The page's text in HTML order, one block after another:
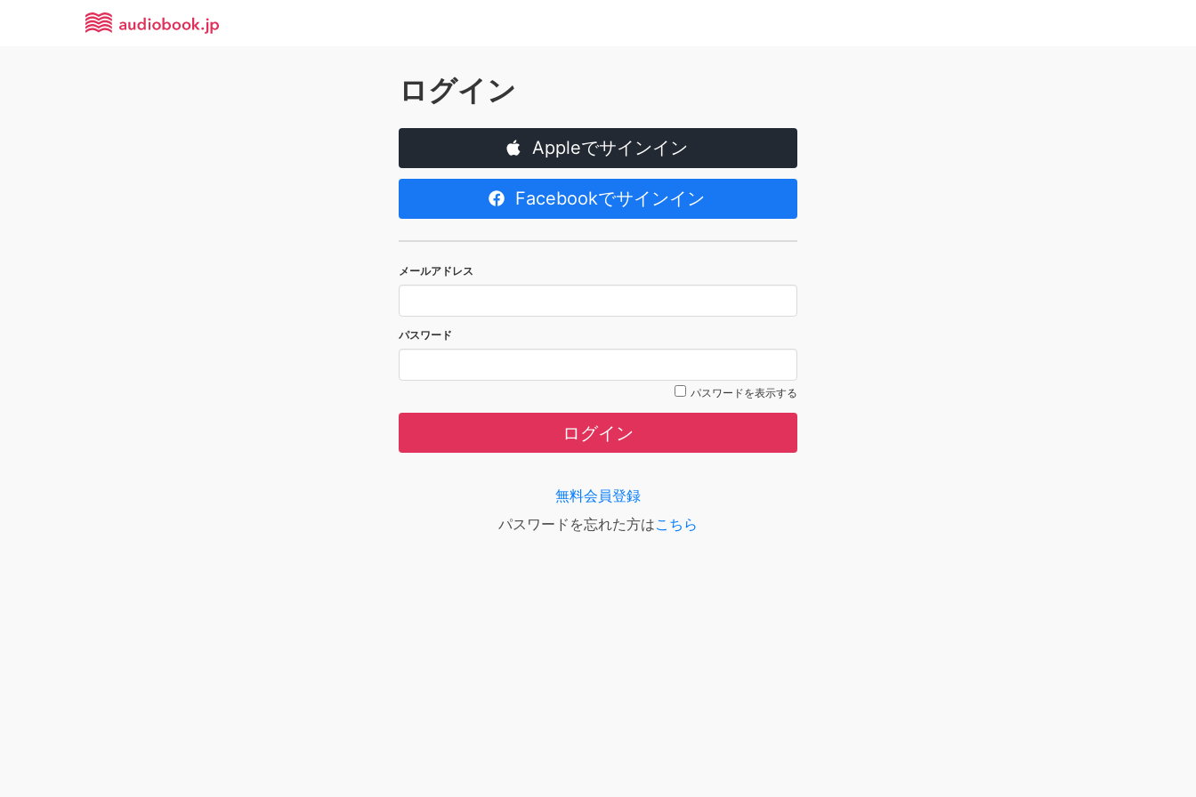
ログイン
Appleでサインイン
Facebookでサインイン
メールアドレス
パスワード
パスワードを表示する
ログイン
無料会員登録
パスワードを忘れた方はこちら